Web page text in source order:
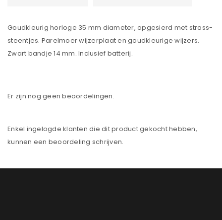
Goudkleurig horloge 35 mm diameter, opgesierd met strass-
steentjes. Parelmoer wijzerplaat en goudkleurige wijzers.
Zwart bandje 14 mm. Inclusief batterij.
Er zijn nog geen beoordelingen.
Enkel ingelogde klanten die dit product gekocht hebben,
kunnen een beoordeling schrijven.